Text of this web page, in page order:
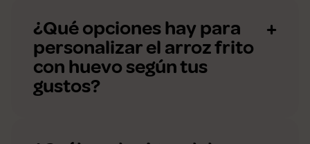
¿Qué opciones hay para
personalizar el arroz frito
con huevo según tus
gustos?